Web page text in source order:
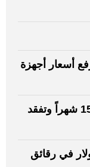
أسعار أجهزة
أبل تسجل أكبر خسارة يومية في 15 شهراً وتفقد
576 مليار دولار في رقائق